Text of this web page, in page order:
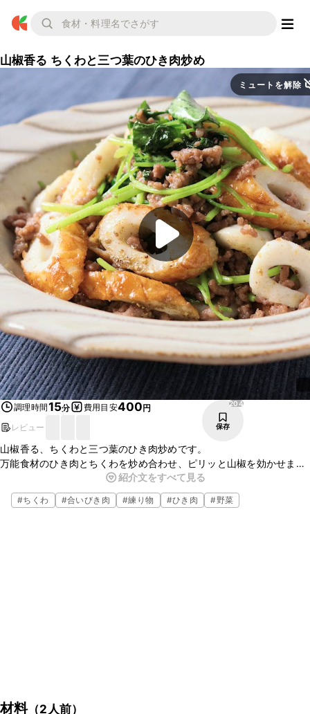
山椒香る ちくわと三つ葉のひき肉炒め
ミュートを解除
調理時間15分 費用目安400円
レビュー
204
保存
山椒香る、ちくわと三つ葉のひき肉炒めです。
万能食材のひき肉とちくわを炒め合わせ、ピリッと山椒を効かせまし
三つ葉の爽やかさな風味と食感が引き立ち、白いごはんにとてもよく
合います。ぜひお試し下さい。
紹介文をすべて見る
#ちくわ #合いびき肉 #練り物 #ひき肉 #野菜
材料（2人前）